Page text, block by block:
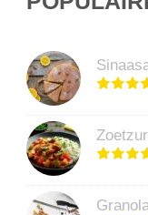
Granola